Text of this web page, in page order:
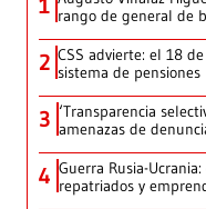
rango de general de
2 CSS advierte: el 18
sistema de pensiones
3 ‘Transparencia
amenazas de
4 Guerra Rusia-
repatriados y